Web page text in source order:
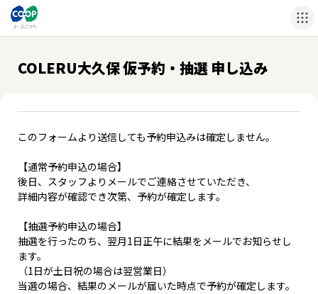
COLERU大久保 仮予約・抽選 申し込み
このフォームより送信しても予約申込みは確定しません。
【通常予約申込の場合】
後日、スタッフよりメールでご連絡させていただき、
詳細内容が確認でき次第、予約が確定します。
【抽選予約申込の場合】
抽選を行ったのち、翌月1日正午に結果をメールでお知らせし
ます。
（1日が土日祝の場合は翌営業日）
当選の場合、結果のメールが届いた時点で予約が確定します。